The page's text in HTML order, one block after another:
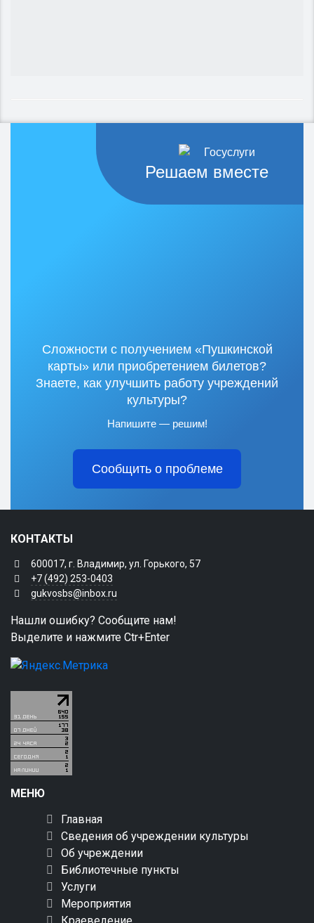
Решаем вместе
Сложности с получением «Пушкинской
карты» или приобретением билетов?
Знаете, как улучшить работу учреждений
культуры?
Напишите — решим!
Сообщить о проблеме
КОНТАКТЫ
600017, г. Владимир, ул. Горького, 57
+7 (492) 253-0403
gukvosbs@inbox.ru
Нашли ошибку? Сообщите нам!
Выделите и нажмите Ctr+Enter
МЕНЮ
Главная
Сведения об учреждении культуры
Об учреждении
Библиотечные пункты
Услуги
Мероприятия